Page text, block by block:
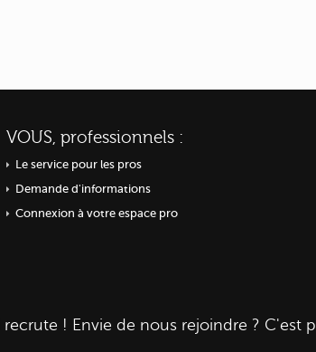
VOUS, professionnels :
Le service pour les pros
Demande d'informations
Connexion à votre espace pro
recrute ! Envie de nous rejoindre ? C'est